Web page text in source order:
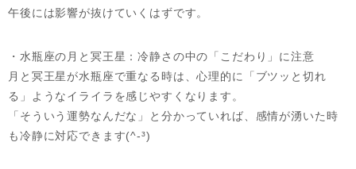
午後には影響が抜けていくはずです。
・水瓶座の月と冥王星：冷静さの中の「こだわり」に注意
月と冥王星が水瓶座で重なる時は、心理的に「ブツッと切れ
る」ようなイライラを感じやすくなります。
「そういう運勢なんだな」と分かっていれば、感情が湧いた時
も冷静に対応できます(^-³)